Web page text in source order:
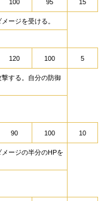
100 95 15
ージを受ける。
120 100 5
する。自分の防御
90 100 10
ージの半分のHPを